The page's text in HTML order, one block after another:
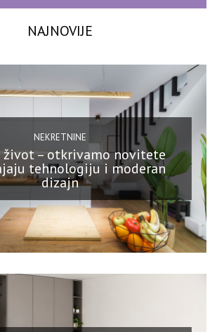
NAJNOVIJE
NEKRETNINE
život – otkrivamo novitete
tehnologiju i moderan
dizajn